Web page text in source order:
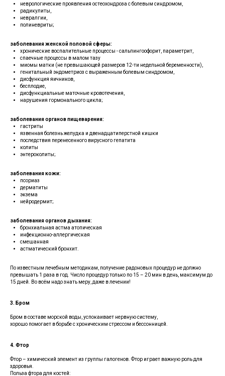
неврологические проявления остеохондроза с болевым синдромом,
радикулиты,
невралгии,
полиневриты;
заболевания женской половой сферы:
хронические воспалительные процессы - сальпингоофорит, параметрит,
спаечные процессы в малом тазу
миомы матки (не превышающей размеров 12-ти недельной беременности),
генитальный эндометриоз с выраженным болевым синдромом,
дисфункция яичников,
бесплодие,
дисфункциальные маточные кровотечения,
нарушения гормонального цикла;
заболевания органов пищеварения:
гастриты
язвенная болезнь желудка и двенадцатиперстной кишки
последствия перенесенного вирусного гепатита
колиты
энтероколиты;
заболевания кожи:
псориаз
дерматиты
экзема
нейродермит;
заболевания органов дыхания:
бронхиальная астма атопическая
инфекционно-аллергическая
смешанная
астматический бронхит.
По известным лечебным методикам, получение радоновых процедур не должно
превышать 1 раза в год. Число процедур только по 15 – 20 мин в день, максимум до
15 дней. Во всём надо знать меру, даже в лечении!
3. Бром
Бром в составе морской воды, успокаивает нервную систему,
хорошо помогает в борьбе с хроническим стрессом и бессонницей.
4. Фтор
Фтор – химический элемент из группы галогенов. Фтор играет важную роль для
здоровья.
Польза фтора для костей: